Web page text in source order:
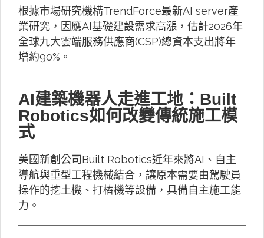
根據市場研究機構TrendForce最新AI server產
業研究，因應AI基礎建設需求高漲，估計2026年
全球九大雲端服務供應商(CSP)總資本支出將年
增約90%。
AI建築機器人走進工地：Built
Robotics如何改變傳統施工模
式
美國新創公司Built Robotics近年來將AI、自主
導航與重型工程機械結合，讓原本需要由駕駛員
操作的挖土機、打樁機等設備，具備自主施工能
力。